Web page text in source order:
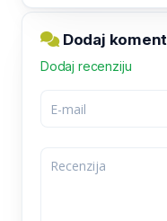
Dodaj
Dodaj recenziju